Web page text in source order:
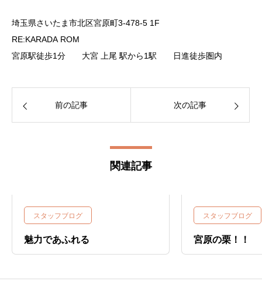
埼玉県さいたま市北区宮原町3-478-5 1F
RE:KARADA ROM
宮原駅徒歩1分 大宮 上尾 駅から1駅 日進徒歩圏内
前の記事 次の記事
関連記事
スタッフブログ
魅力であふれる
スタッフブログ
宮原の栗！！